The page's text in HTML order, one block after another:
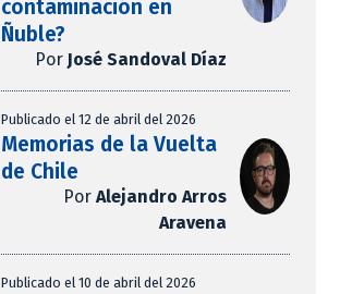
contaminación en
Ñuble?
Por José Sandoval Díaz
Publicado el 12 de abril del 2026
Memorias de la Vuelta
de Chile
Por Alejandro Arros
Aravena
Publicado el 10 de abril del 2026